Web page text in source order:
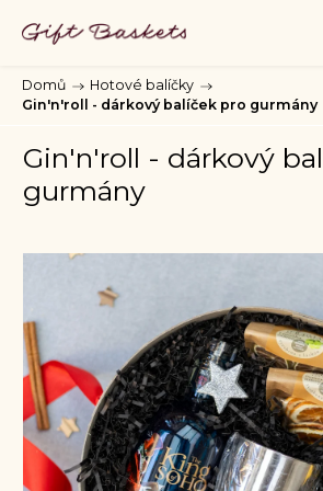
Domů / Hotové balíčky /
Gin'n'roll - dárkový balíček pro gurmány
Gin'n'roll - dárkový
gurmány